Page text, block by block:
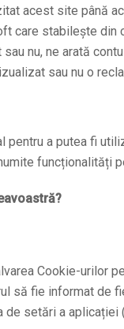
acest site până
care stabilește
nu, ne arată
sau nu o
a putea fi
funcționalități
Cookie-urilor
să fie informat de
setări a